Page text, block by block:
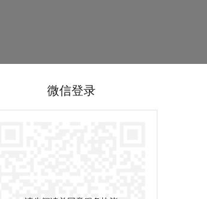
微信登录